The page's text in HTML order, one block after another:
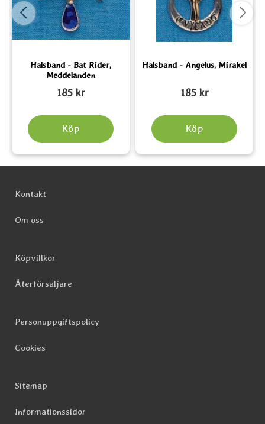
Halsband - Bat Rider,
Meddelanden
Art. nr 1692185 kr
Köp
Halsband - Angelus, Mirakel
Art. nr 1690185 kr
Köp
Kontakt
Om oss
Köpvillkor
Återförsäljare
Personuppgiftspolicy
Cookies
Sitemap
Informationssidor